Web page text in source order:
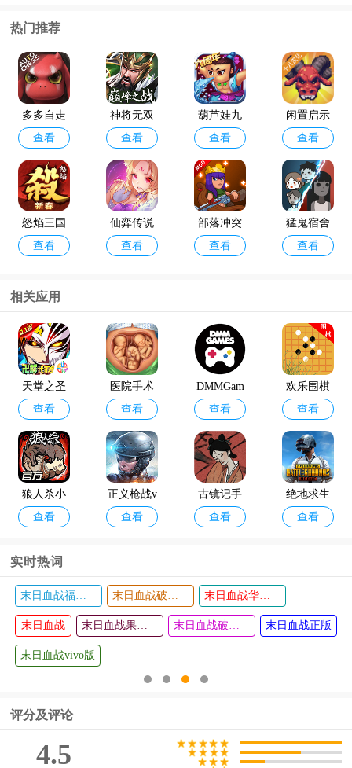
热门推荐
多多自走
棋官方版
查看
神将无双
最新版
查看
葫芦娃九
游版
查看
闲置启示
录手游
查看
怒焰三国
杀oppo版
查看
仙弈传说
手游taptap
查看
部落冲突
破解版202
查看
猛鬼宿舍
最新版破
查看
咸鱼之王
最新版本
查看
金铲铲之
战体验服
官方版202
4
查看
相关应用
天堂之圣
灵折扣版
查看
医院手术
时间游戏
汉化版
查看
DMMGam
estore官方
版
查看
欢乐围棋
手机版最
新版本
查看
狼人杀小
米版
查看
正义枪战v
ivo版
查看
古镜记手
游官方正
查看
绝地求生
无敌版
查看
双截龙4安
卓
查看
并行实验
查看
实时热词
末日血战 末日血战正版
末日血战vivo版
评分及评论
4.5